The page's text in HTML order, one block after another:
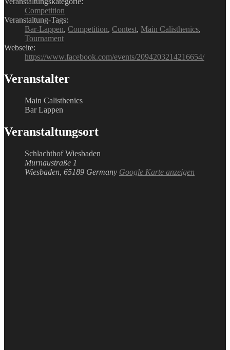
Competition
Veranstaltung-Tags:
Bar-Lappen, Competition, Contest, Main Calisthenics,
Tournament
Webseite:
https://www.facebook.com/events/2094203214216654/
Veranstalter
Main Calisthenics
Bar Lappen
Veranstaltungsort
Schlachthof Wiesbaden
Murnaustraße 1
Wiesbaden 65189 Germany Google Karte anzeigen